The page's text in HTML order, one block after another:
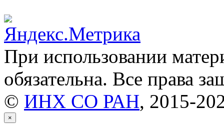
Краткие сообщения
Хроника (29)
Дискуссии (1)
При использовании
обязательна. Все права
© ИНХ СО РАН, 2015-
×